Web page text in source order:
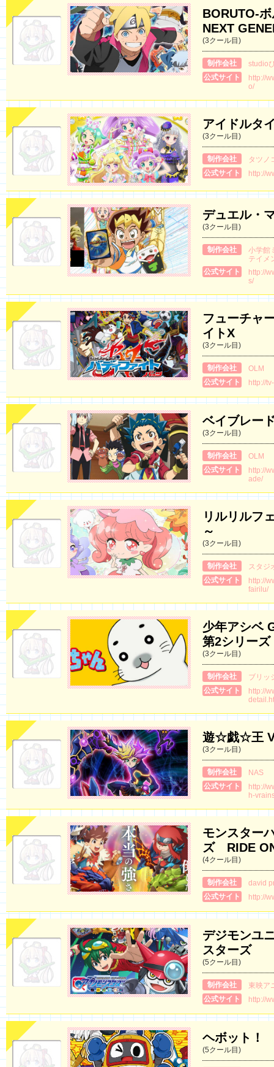
BORUTO-
NEXT
(3クール目)
制作会社
studio
公式サイト
http://
o/
アイドルタ
(3クール目)
制作会社
タツノ
公式サイト
http://
デュエル・
(3クール目)
制作会社
小学館
テイメ
公式サイト
http://
s/
フューチャ
イトX
(3クール目)
制作会社
OLM
公式サイト
http://
ベイブレー
(3クール目)
制作会社
OLM
公式サイト
http://
ade/
リルリルフ
～
(3クール目)
制作会社
スタジ
公式サイト
http://
fairilu/
少年アシベ
第2シリーズ
(3クール目)
制作会社
ブリッ
公式サイト
http://
遊☆戯☆王
(3クール目)
制作会社
NAS
公式サイト
http://
h-
モンスター
ズ RIDE
(4クール目)
制作会社
david
公式サイト
http://
デジモンユ
スターズ
(5クール目)
制作会社
東映ア
公式サイト
http://
ヘボット！
(5クール目)